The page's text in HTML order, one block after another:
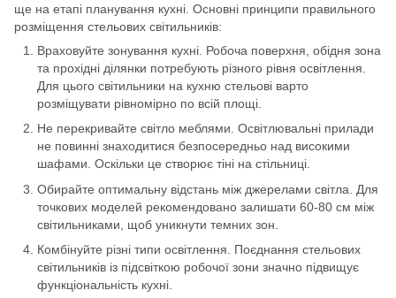
ще на етапі планування кухні. Основні принципи правильного
розміщення стельових світильників:
Враховуйте зонування кухні. Робоча поверхня, обідня зона
та прохідні ділянки потребують різного рівня освітлення.
Для цього світильники на кухню стельові варто
розміщувати рівномірно по всій площі.
Не перекривайте світло меблями. Освітлювальні прилади
не повинні знаходитися безпосередньо над високими
шафами. Оскільки це створює тіні на стільниці.
Обирайте оптимальну відстань між джерелами світла. Для
точкових моделей рекомендовано залишати 60-80 см між
світильниками, щоб уникнути темних зон.
Комбінуйте різні типи освітлення. Поєднання стельових
світильників із підсвіткою робочої зони значно підвищує
функціональність кухні.